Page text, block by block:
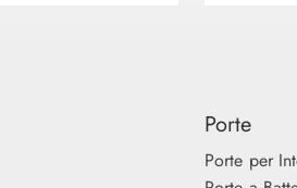
Porte
Porte per